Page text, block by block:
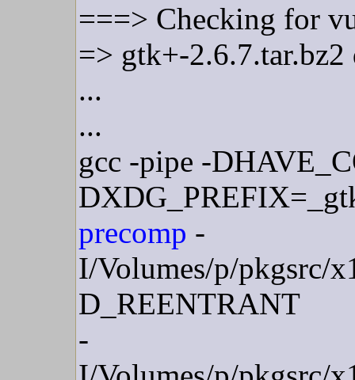
===> Checking for
=> gtk+-2.6.7.tar.bz2
...
...
gcc -pipe -
precomp -
I/Volumes/p/pkgsrc/
D_REENTRANT
-